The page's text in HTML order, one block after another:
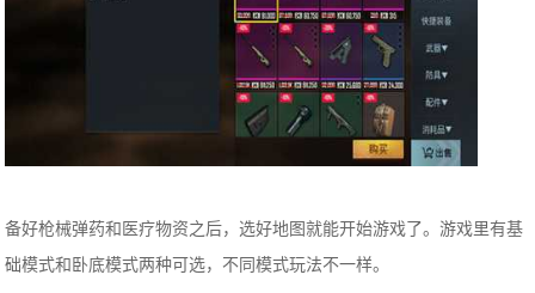
备好枪械弹药和医疗物资之后，选好地图就能开始游戏了。游戏里有基
础模式和卧底模式两种可选，不同模式玩法不一样。